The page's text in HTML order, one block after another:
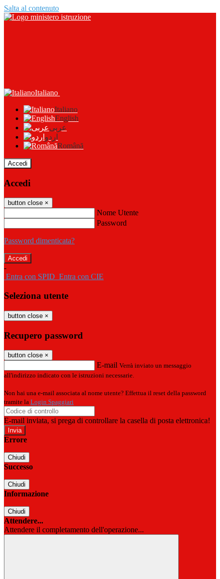
Salta al contenuto
Italiano
Italiano
English
عربى
اردو
Română
Accedi
Accedi
button close ×
Nome Utente
Password
Password dimenticata?
-
Entra con SPID Entra con CIE
Seleziona utente
button close ×
Recupero password
button close ×
E-mail Verrà inviato un messaggio
all'indirizzo indicato con le istruzioni necessarie.
Non hai una e-mail associata al nome utente? Effettua il reset della password
tramite la Login Spaggiari
E-mail inviata, si prega di controllare la casella di posta elettronica!
Errore
Chiudi
Successo
Chiudi
Informazione
Chiudi
Attendere...
Attendere il completamento dell'operazione...